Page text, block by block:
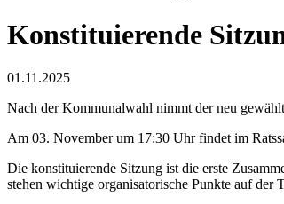
Konstituierende
01.11.2025
Nach der Kommunalwahl nimmt der neu
Am 03. November um 17:30 Uhr findet im
Die konstituierende Sitzung ist die erste
stehen wichtige organisatorische Punkte auf der